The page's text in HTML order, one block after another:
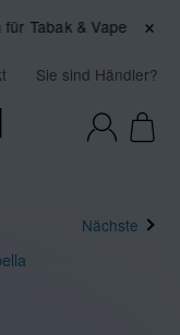
& Vapes! ✅ ×
Sie sind Händler?
Nächste